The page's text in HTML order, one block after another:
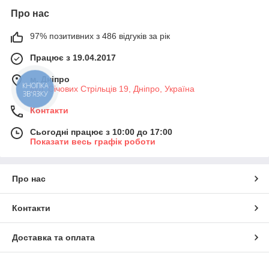
Про нас
97% позитивних з 486 відгуків за рік
Працює з 19.04.2017
м. Дніпро
вул. Січових Стрільців 19, Дніпро, Україна
Контакти
Сьогодні працює з 10:00 до 17:00
Показати весь графік роботи
Про нас
Контакти
Доставка та оплата
КНОПКА
ЗВ'ЯЗКУ